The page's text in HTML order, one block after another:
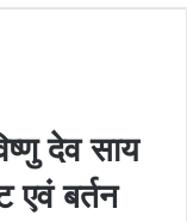
देव साय
एवं बर्तन